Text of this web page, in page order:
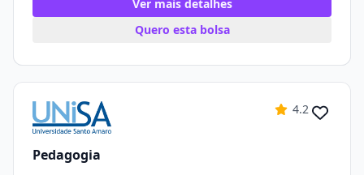
Ver mais detalhes
Quero esta bolsa
4.2
Pedagogia